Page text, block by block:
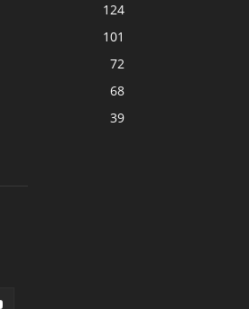
124
101
72
68
39